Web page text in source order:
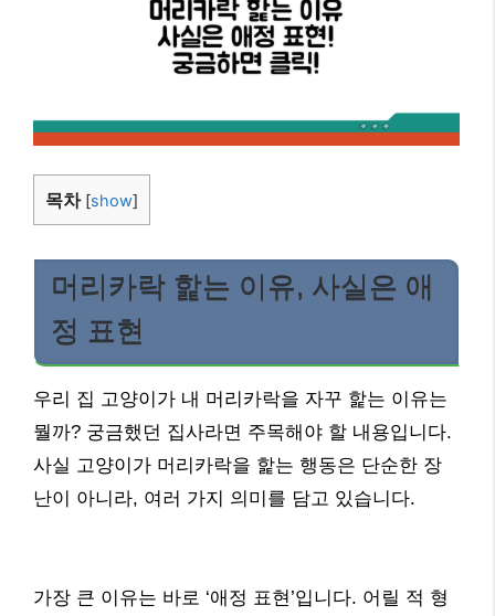
목차 [show]
머리카락 핥는 이유, 사실은 애
정 표현
우리 집 고양이가 내 머리카락을 자꾸 핥는 이유는
뭘까? 궁금했던 집사라면 주목해야 할 내용입니다.
사실 고양이가 머리카락을 핥는 행동은 단순한 장
난이 아니라, 여러 가지 의미를 담고 있습니다.
가장 큰 이유는 바로 ‘애정 표현’입니다. 어릴 적 형